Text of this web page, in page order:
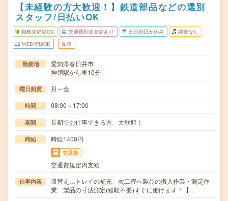
【未経験の方大歓迎！】鉄道部品などの選別
スタッフ/日払いOK
職種未経験OK 交通費別途支給あり 土日祝日が休み 残業なし
WEB登録OK 派遣
勤務地
愛知県春日井市
神領駅から車10分
曜日頻度 月～金
時間 08:00～17:00
期間 長期でお仕事できる方、大歓迎！
時給 時給1400円
交通費
交通費規定内支給
仕事内容
皿替え…トレイの補充、次工程へ製品の搬入作業・測定作
業…製品の寸法測定(経験不要)すぐに働けます！【…